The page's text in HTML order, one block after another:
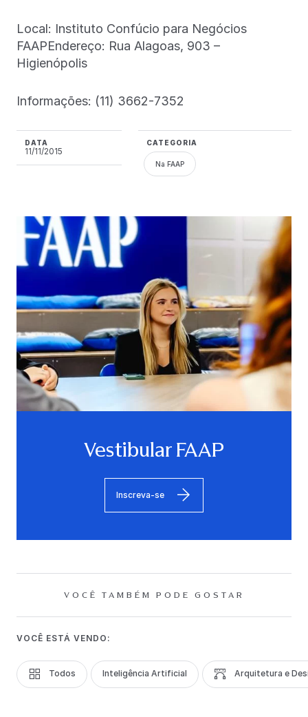
Local: Instituto Confúcio para Negócios
FAAPEndereço: Rua Alagoas, 903 –
Higienópolis
Informações: (11) 3662-7352
DATA
11/11/2015
CATEGORIA
Na FAAP
Vestibular FAAP
Inscreva-se
VOCÊ TAMBÉM PODE GOSTAR
VOCÊ ESTÁ VENDO:
Todos Inteligência Artificial Arquitetura e